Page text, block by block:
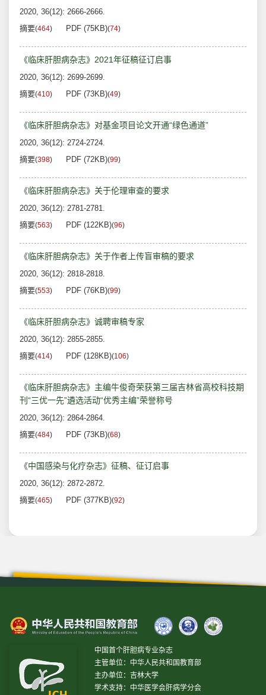
2020, 36(12): 2666-2666.
摘要(464) PDF (75KB)(74)
《临床肝胆病杂志》2021年征稿征订启事
2020, 36(12): 2699-2699.
摘要(410) PDF (73KB)(49)
《临床肝胆病杂志》对基金项目论文开通“绿色通道”
2020, 36(12): 2724-2724.
摘要(398) PDF (72KB)(99)
《临床肝胆病杂志》关于伦理审查的要求
2020, 36(12): 2781-2781.
摘要(563) PDF (122KB)(96)
《临床肝胆病杂志》关于作者上传盲审稿的要求
2020, 36(12): 2818-2818.
摘要(553) PDF (76KB)(99)
《临床肝胆病杂志》诚聘审稿专家
2020, 36(12): 2855-2855.
摘要(414) PDF (128KB)(106)
《临床肝胆病杂志》主编牛俊奇荣获第三届吉林省高校科技期
刊“三优一先”遴选活动“优秀主编”荣誉称号
2020, 36(12): 2864-2864.
摘要(484) PDF (73KB)(68)
《中国感染与化疗杂志》征稿、征订启事
2020, 36(12): 2872-2872.
摘要(465) PDF (377KB)(92)
中国首个肝胆病专业杂志
主管单位：中华人民共和国教育部
主办单位：吉林大学
学术支持：中华医学会肝病学分会